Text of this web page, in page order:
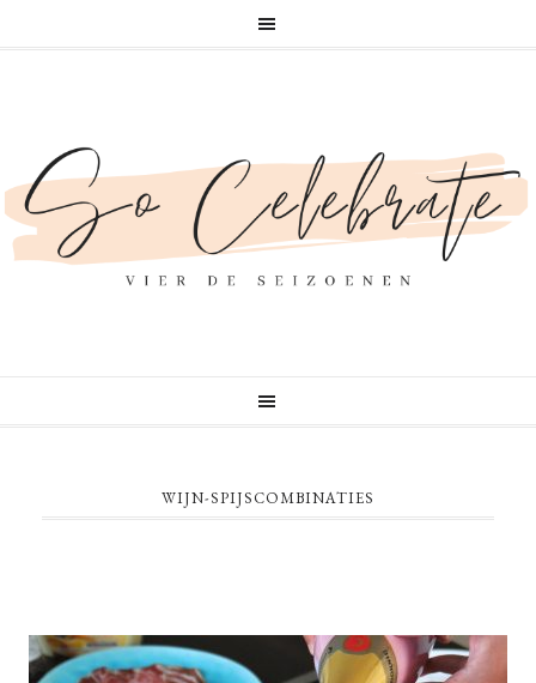
WIJN-SPIJSCOMBINATIES